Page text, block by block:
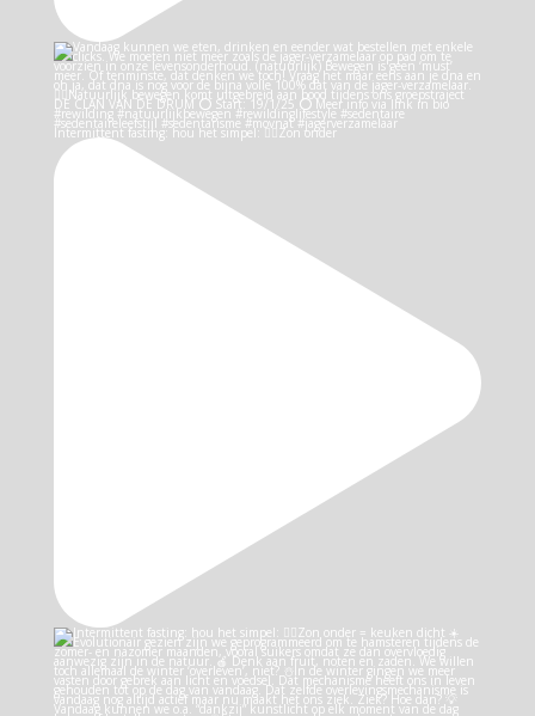
Intermittent fasting: hou het simpel: 👉🏻Zon onder